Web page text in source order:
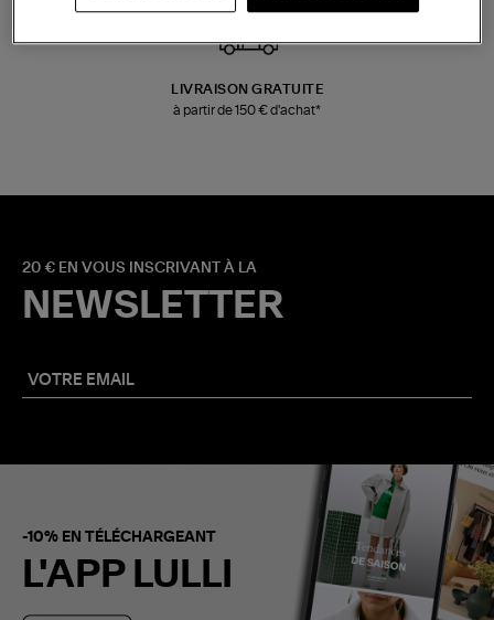
LIVRAISON GRATUITE
à partir de 150 € d'achat*
20 € EN VOUS INSCRIVANT À LA
NEWSLETTER
-10% EN TÉLÉCHARGEANT
L'APP LULLI